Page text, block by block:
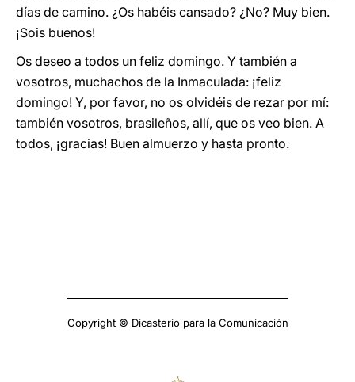
días de camino. ¿Os habéis cansado? ¿No? Muy bien.
¡Sois buenos!
Os deseo a todos un feliz domingo. Y también a
vosotros, muchachos de la Inmaculada: ¡feliz
domingo! Y, por favor, no os olvidéis de rezar por mí:
también vosotros, brasileños, allí, que os veo bien. A
todos, ¡gracias! Buen almuerzo y hasta pronto.
Copyright © Dicasterio para la Comunicación